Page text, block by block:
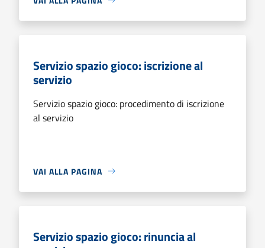
Servizio spazio gioco: iscrizione al
servizio
Servizio spazio gioco: procedimento di iscrizione
al servizio
VAI ALLA PAGINA
Servizio spazio gioco: rinuncia al